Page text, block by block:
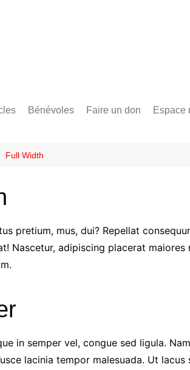
Bénévoles Faire un don Espace
Full Width
pretium, mus, dui? Repellat
Nascetur, adipiscing placerat
in semper vel, congue sed ligula.
lacinia tempor malesuada. Ut